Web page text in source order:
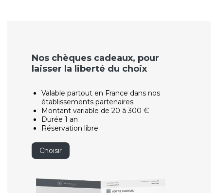
Nos chèques cadeaux, pour
laisser la liberté du choix
Valable partout en France dans nos
établissements partenaires
Montant variable de 20 à 300 €
Durée 1 an
Réservation libre
Choisir